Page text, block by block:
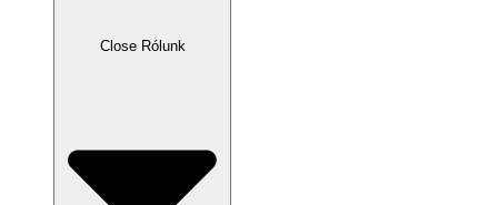
Close Rólunk